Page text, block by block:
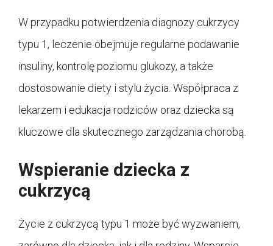
W przypadku potwierdzenia diagnozy cukrzycy
typu 1, leczenie obejmuje regularne podawanie
insuliny, kontrolę poziomu glukozy, a także
dostosowanie diety i stylu życia. Współpraca z
lekarzem i edukacja rodziców oraz dziecka są
kluczowe dla skutecznego zarządzania chorobą.
Wspieranie dziecka z
cukrzycą
Życie z cukrzycą typu 1 może być wyzwaniem,